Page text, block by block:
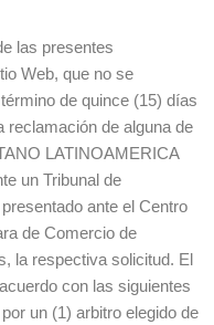
las presentes
Web, que no se
de quince (15) días
reclamación de alguna de
LATINOAMERICA
un Tribunal de
ante el Centro
de Comercio de
la respectiva solicitud. El
con las siguientes
un (1) arbitro elegido de